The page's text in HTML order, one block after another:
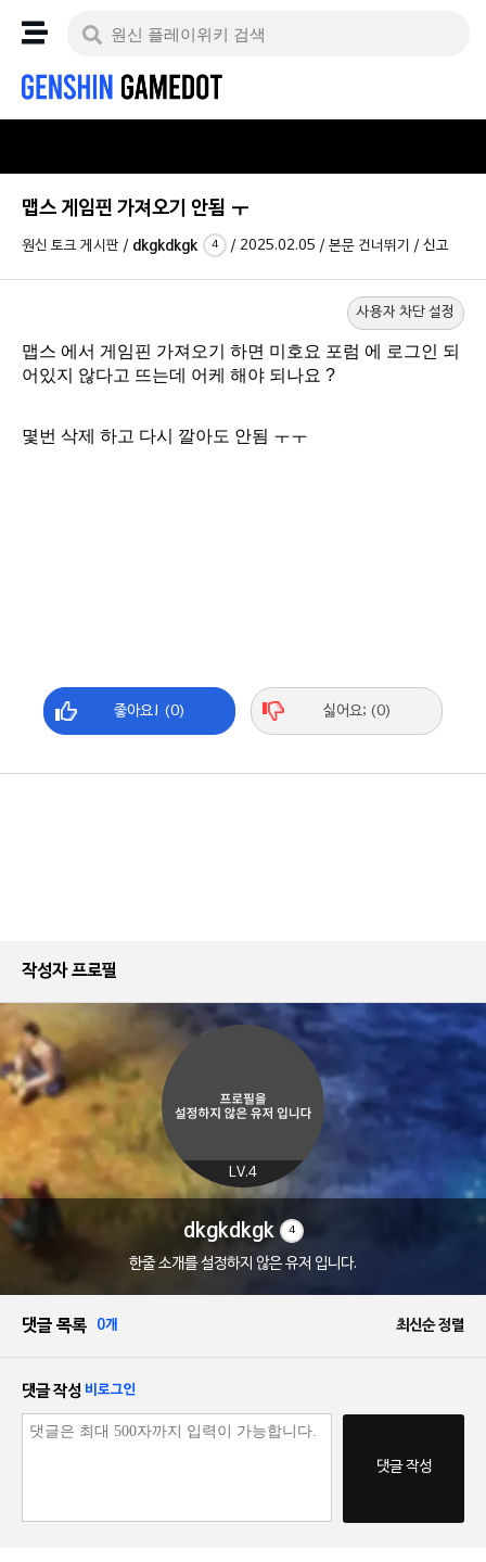
맵스 게임핀 가져오기 안됨 ㅜ
원신 토크 게시판 / dkgkdkgk 4 / 2025.02.05 / 본문 건너뛰기 / 신고
사용자 차단 설정
맵스 에서 게임핀 가져오기 하면 미호요 포럼 에 로그인 되
어있지 않다고 뜨는데 어케 해야 되나요 ?
몇번 삭제 하고 다시 깔아도 안됨 ㅜㅜ
좋아요! (0) 싫어요; (0)
작성자 프로필
LV.4
dkgkdkgk 4
한줄 소개를 설정하지 않은 유저 입니다.
댓글 목록 0개 최신순 정렬
댓글 작성 비로그인
댓글 작성